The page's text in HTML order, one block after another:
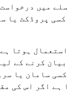
میں
پروڈکٹ یا
ہوتا ہے۔
کرنے کے
سامان یا
ہے اگر اس کی